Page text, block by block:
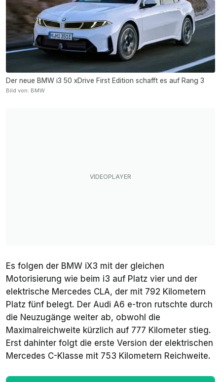
Der neue BMW i3 50 xDrive First Edition schafft es auf Rang 3
Bild von: BMW
Es folgen der BMW iX3 mit der gleichen
Motorisierung wie beim i3 auf Platz vier und der
elektrische Mercedes CLA, der mit 792 Kilometern
Platz fünf belegt. Der Audi A6 e-tron rutschte durch
die Neuzugänge weiter ab, obwohl die
Maximalreichweite kürzlich auf 777 Kilometer stieg.
Erst dahinter folgt die erste Version der elektrischen
Mercedes C-Klasse mit 753 Kilometern Reichweite.